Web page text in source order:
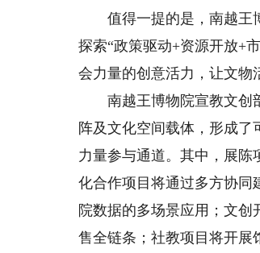
值得一提的是，南越王博
探索“政策驱动+资源开放+
会力量的创意活力，让文物
南越王博物院宣教文创部
阵及文化空间载体，形成
力量参与通道。其中，展
化合作项目将通过多方协同
院数据的多场景应用；文
售全链条；社教项目将开展